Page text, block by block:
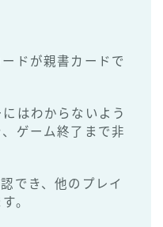
ドが親書カードで
はわからないよう
ゲーム終了まで非
でき、他のプレイ
。